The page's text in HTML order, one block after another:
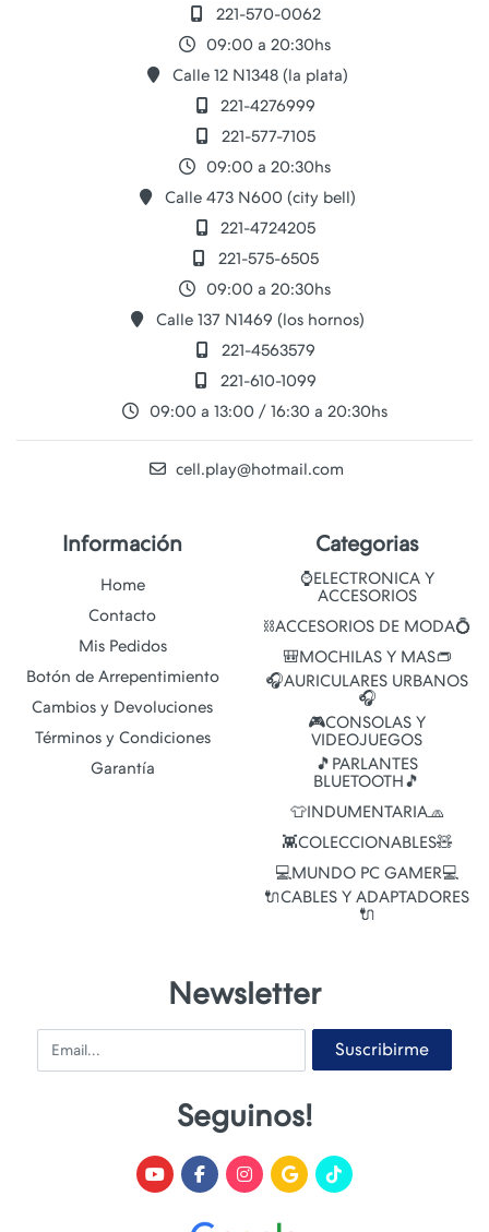
221-570-0062
09:00 a 20:30hs
Calle 12 N1348 (la plata)
221-4276999
221-577-7105
09:00 a 20:30hs
Calle 473 N600 (city bell)
221-4724205
221-575-6505
09:00 a 20:30hs
Calle 137 N1469 (los hornos)
221-4563579
221-610-1099
09:00 a 13:00 / 16:30 a 20:30hs
cell.play@hotmail.com
Información
Home
Contacto
Mis Pedidos
Botón de Arrepentimiento
Cambios y Devoluciones
Términos y Condiciones
Garantía
Categorias
⌚ELECTRONICA Y
ACCESORIOS
⛓️ACCESORIOS DE MODA💍
🎒MOCHILAS Y MAS👝
🎧AURICULARES URBANOS
🎧
🎮CONSOLAS Y
VIDEOJUEGOS
🎵PARLANTES
BLUETOOTH🎵
👕INDUMENTARIA🧢
👾COLECCIONABLES🧸
💻MUNDO PC GAMER💻
🔌CABLES Y ADAPTADORES
🔌
Newsletter
Email Suscribirme
Seguinos!